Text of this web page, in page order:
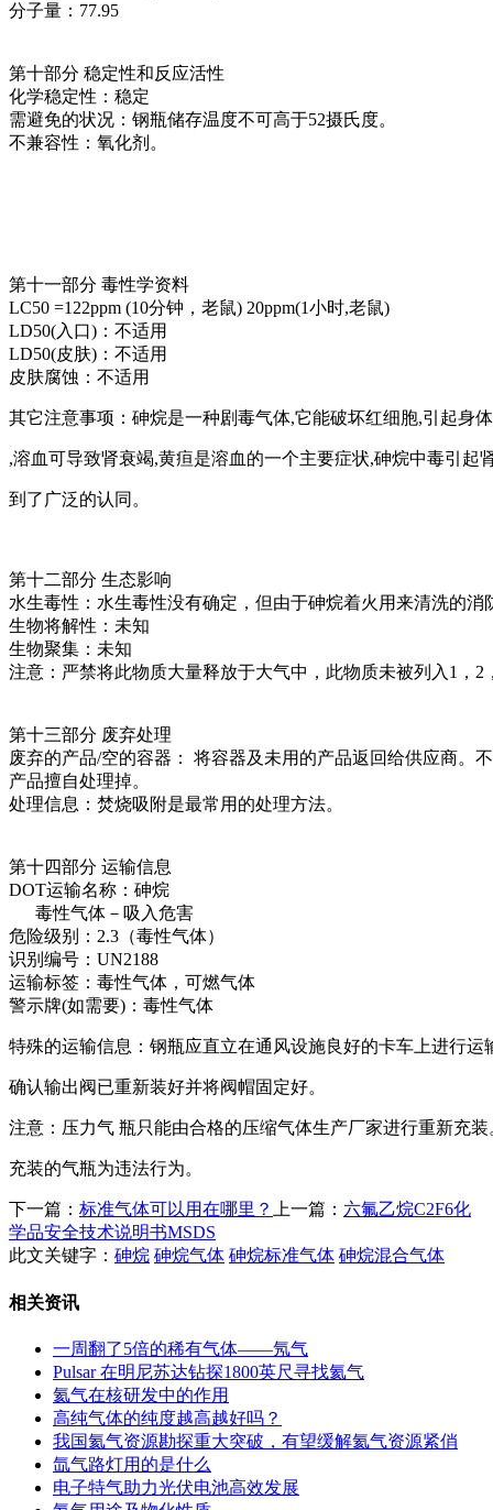
分子量：77.95
第十部分 稳定性和反应活性
化学稳定性：稳定
需避免的状况：钢瓶储存温度不可高于52摄氏度。
不兼容性：氧化剂。
第十一部分 毒性学资料
LC50 =122ppm (10分钟，老鼠) 20ppm(1小时,老鼠)
LD50(入口)：不适用
LD50(皮肤)：不适用
皮肤腐蚀：不适用
其它注意事项：砷烷是一种剧毒气体,它能破坏红细胞,引起身
,溶血可导致肾衰竭,黄疸是溶血的一个主要症状,砷烷中毒引
到了广泛的认同。
第十二部分 生态影响
水生毒性：水生毒性没有确定，但由于砷烷着火用来清洗的消
生物将解性：未知
生物聚集：未知
注意：严禁将此物质大量释放于大气中，此物质未被列入1，2
第十三部分 废弃处理
废弃的产品/空的容器： 将容器及未用的产品返回给供应商。
产品擅自处理掉。
处理信息：焚烧吸附是最常用的处理方法。
第十四部分 运输信息
DOT运输名称：砷烷
毒性气体－吸入危害
危险级别：2.3（毒性气体）
识别编号：UN2188
运输标签：毒性气体，可燃气体
警示牌(如需要)：毒性气体
特殊的运输信息：钢瓶应直立在通风设施良好的卡车上进行
确认输出阀已重新装好并将阀帽固定好。
注意：压力气 瓶只能由合格的压缩气体生产厂家进行重新充
充装的气瓶为违法行为。
下一篇： 标准气体可以用在哪里？ 上一篇： 六氟乙烷C2F6化
学品安全技术说明书MSDS
此文关键字： 砷烷 砷烷气体 砷烷标准气体 砷烷混合气体
相关资讯
一周翻了5倍的稀有气体——氖气
Pulsar 在明尼苏达钻探1800英尺寻找氦气
氦气在核研发中的作用
高纯气体的纯度越高越好吗？
我国氦气资源勘探重大突破，有望缓解氦气资源紧俏
氙气路灯用的是什么
电子特气助力光伏电池高效发展